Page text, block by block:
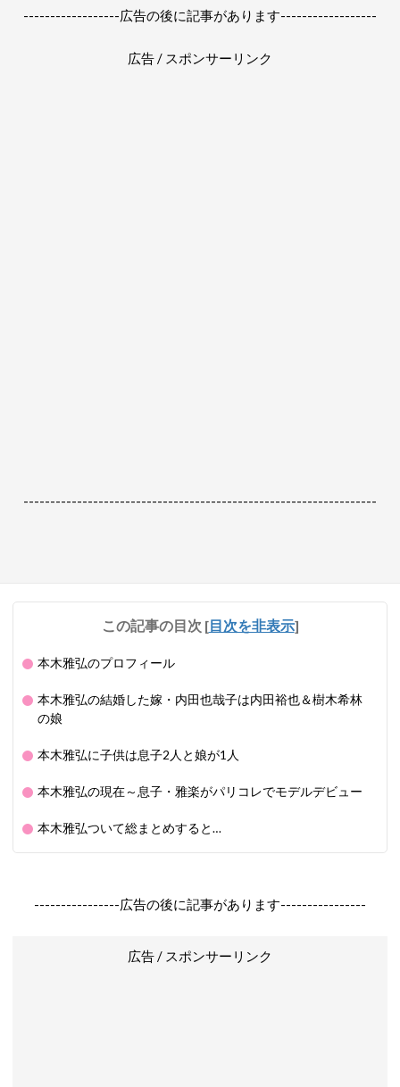
------------------広告の後に記事があります------------------
広告 / スポンサーリンク
------------------------------------------------------------------
この記事の目次 [目次を非表示]
本木雅弘のプロフィール
本木雅弘の結婚した嫁・内田也哉子は内田裕也＆樹木希林
の娘
本木雅弘に子供は息子2人と娘が1人
本木雅弘の現在～息子・雅楽がパリコレでモデルデビュー
本木雅弘ついて総まとめすると…
----------------広告の後に記事があります----------------
広告 / スポンサーリンク